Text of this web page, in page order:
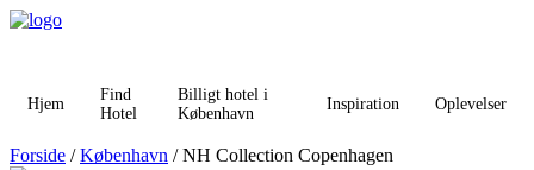
Videre
Hjem
Find
Hotel
Billigt hotel i
København
Inspiration Oplevelser
Forside /København / NH Collection Copenhagen